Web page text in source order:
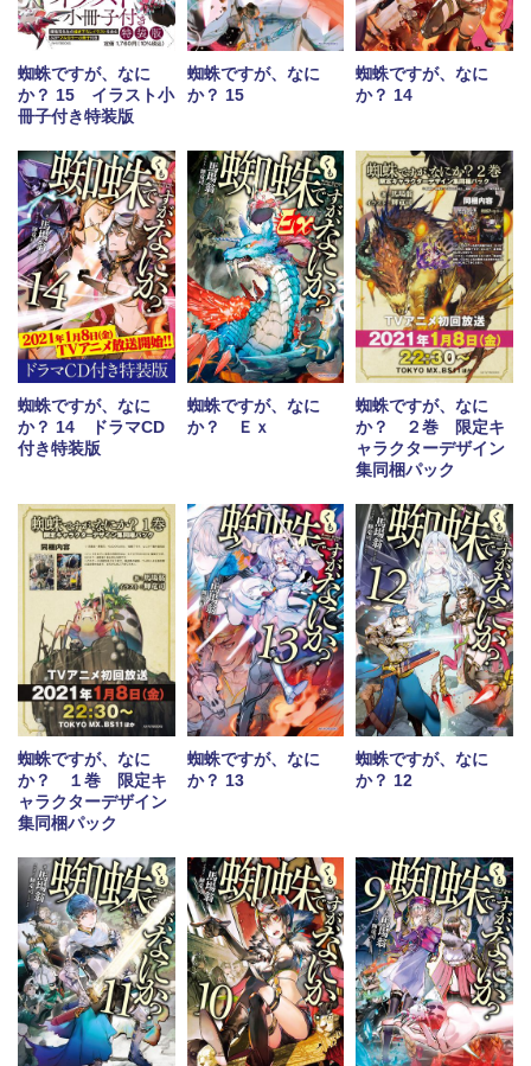
蜘蛛ですが、なに
か？ 15 イラスト小
冊子付き特装版
蜘蛛ですが、なに
か？ 15
蜘蛛ですが、なに
か？ 14
蜘蛛ですが、なに
か？ 14 ドラマCD
付き特装版
蜘蛛ですが、なに
か？ Ｅｘ
蜘蛛ですが、なに
か？ ２巻 限定キ
ャラクターデザイン
集同梱パック
蜘蛛ですが、なに
か？ １巻 限定キ
ャラクターデザイン
集同梱パック
蜘蛛ですが、なに
か？ 13
蜘蛛ですが、なに
か？ 12